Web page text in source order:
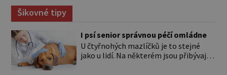
Šikovné tipy
I psí senior správnou péčí omládne
U čtyřnohých mazlíčků je to stejné
jako u lidí. Na některém jsou přibývající